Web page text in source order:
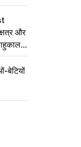
और
बेटियों